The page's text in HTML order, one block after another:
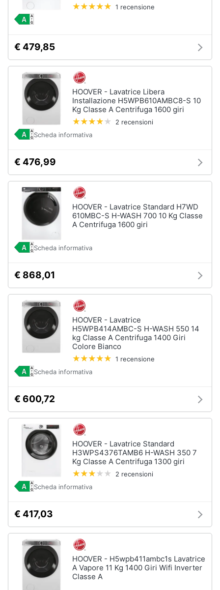
1 recensione
€ 479,85
HOOVER - Lavatrice Libera
Installazione H5WPB610AMBC8-S 10
Kg Classe A Centrifuga 1600 giri
2 recensioni
Scheda informativa
€ 476,99
HOOVER - Lavatrice Standard H7WD
610MBC-S H-WASH 700 10 Kg Classe
A Centrifuga 1600 giri
Scheda informativa
€ 868,01
HOOVER - Lavatrice
H5WPB414AMBC-S H-WASH 550 14
kg Classe A Centrifuga 1400 Giri
Colore Bianco
1 recensione
Scheda informativa
€ 600,72
HOOVER - Lavatrice Standard
H3WPS4376TAMB6 H-WASH 350 7
Kg Classe A Centrifuga 1300 giri
2 recensioni
Scheda informativa
€ 417,03
HOOVER - H5wpb411ambc1s Lavatrice
A Vapore 11 Kg 1400 Giri Wifi Inverter
Classe A